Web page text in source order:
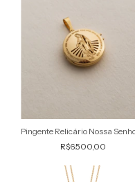
Pingente Relicário Nossa
R$6.500,00